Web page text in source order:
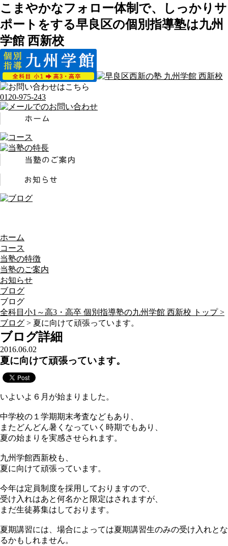
こまやかなフォロー体制で、しっかりサ
ポートをする早良区の個別指導塾は九州
学館 西新校
0120-975-243
ホーム
コース
当塾の特徴
当塾のご案内
お知らせ
ブログ
ブログ
全科目小1～高3・高卒 個別指導塾の九州学館 西新校 トップ >
ブログ > 夏に向けて頑張っています。
ブログ詳細
2016.06.02
夏に向けて頑張っています。
いよいよ６月が始まりました。
中学校の１学期期末考査などもあり、
またどんどん暑くなっていく時期でもあり、
夏の始まりを実感させられます。
九州学館西新校も、
夏に向けて頑張っています。
今年は定員制度を採用しておりますので、
受け入れはあと何名かと限定はされますが、
まだ生徒募集はしております。
夏期講習には、場合によっては夏期講習生のみの受け入れとな
るかもしれません。